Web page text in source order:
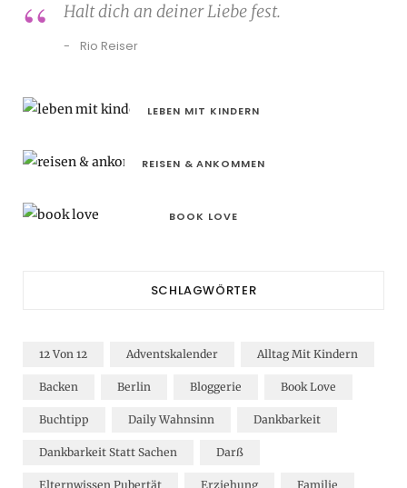
Halt dich an deiner Liebe fest.
Rio Reiser
LEBEN MIT KINDERN
REISEN & ANKOMMEN
BOOK LOVE
SCHLAGWÖRTER
12 Von 12 Adventskalender Alltag Mit Kindern
Backen Berlin Bloggerie Book Love
Buchtipp Daily Wahnsinn Dankbarkeit
Dankbarkeit Statt Sachen Darß
Elternwissen Pubertät Erziehung Familie